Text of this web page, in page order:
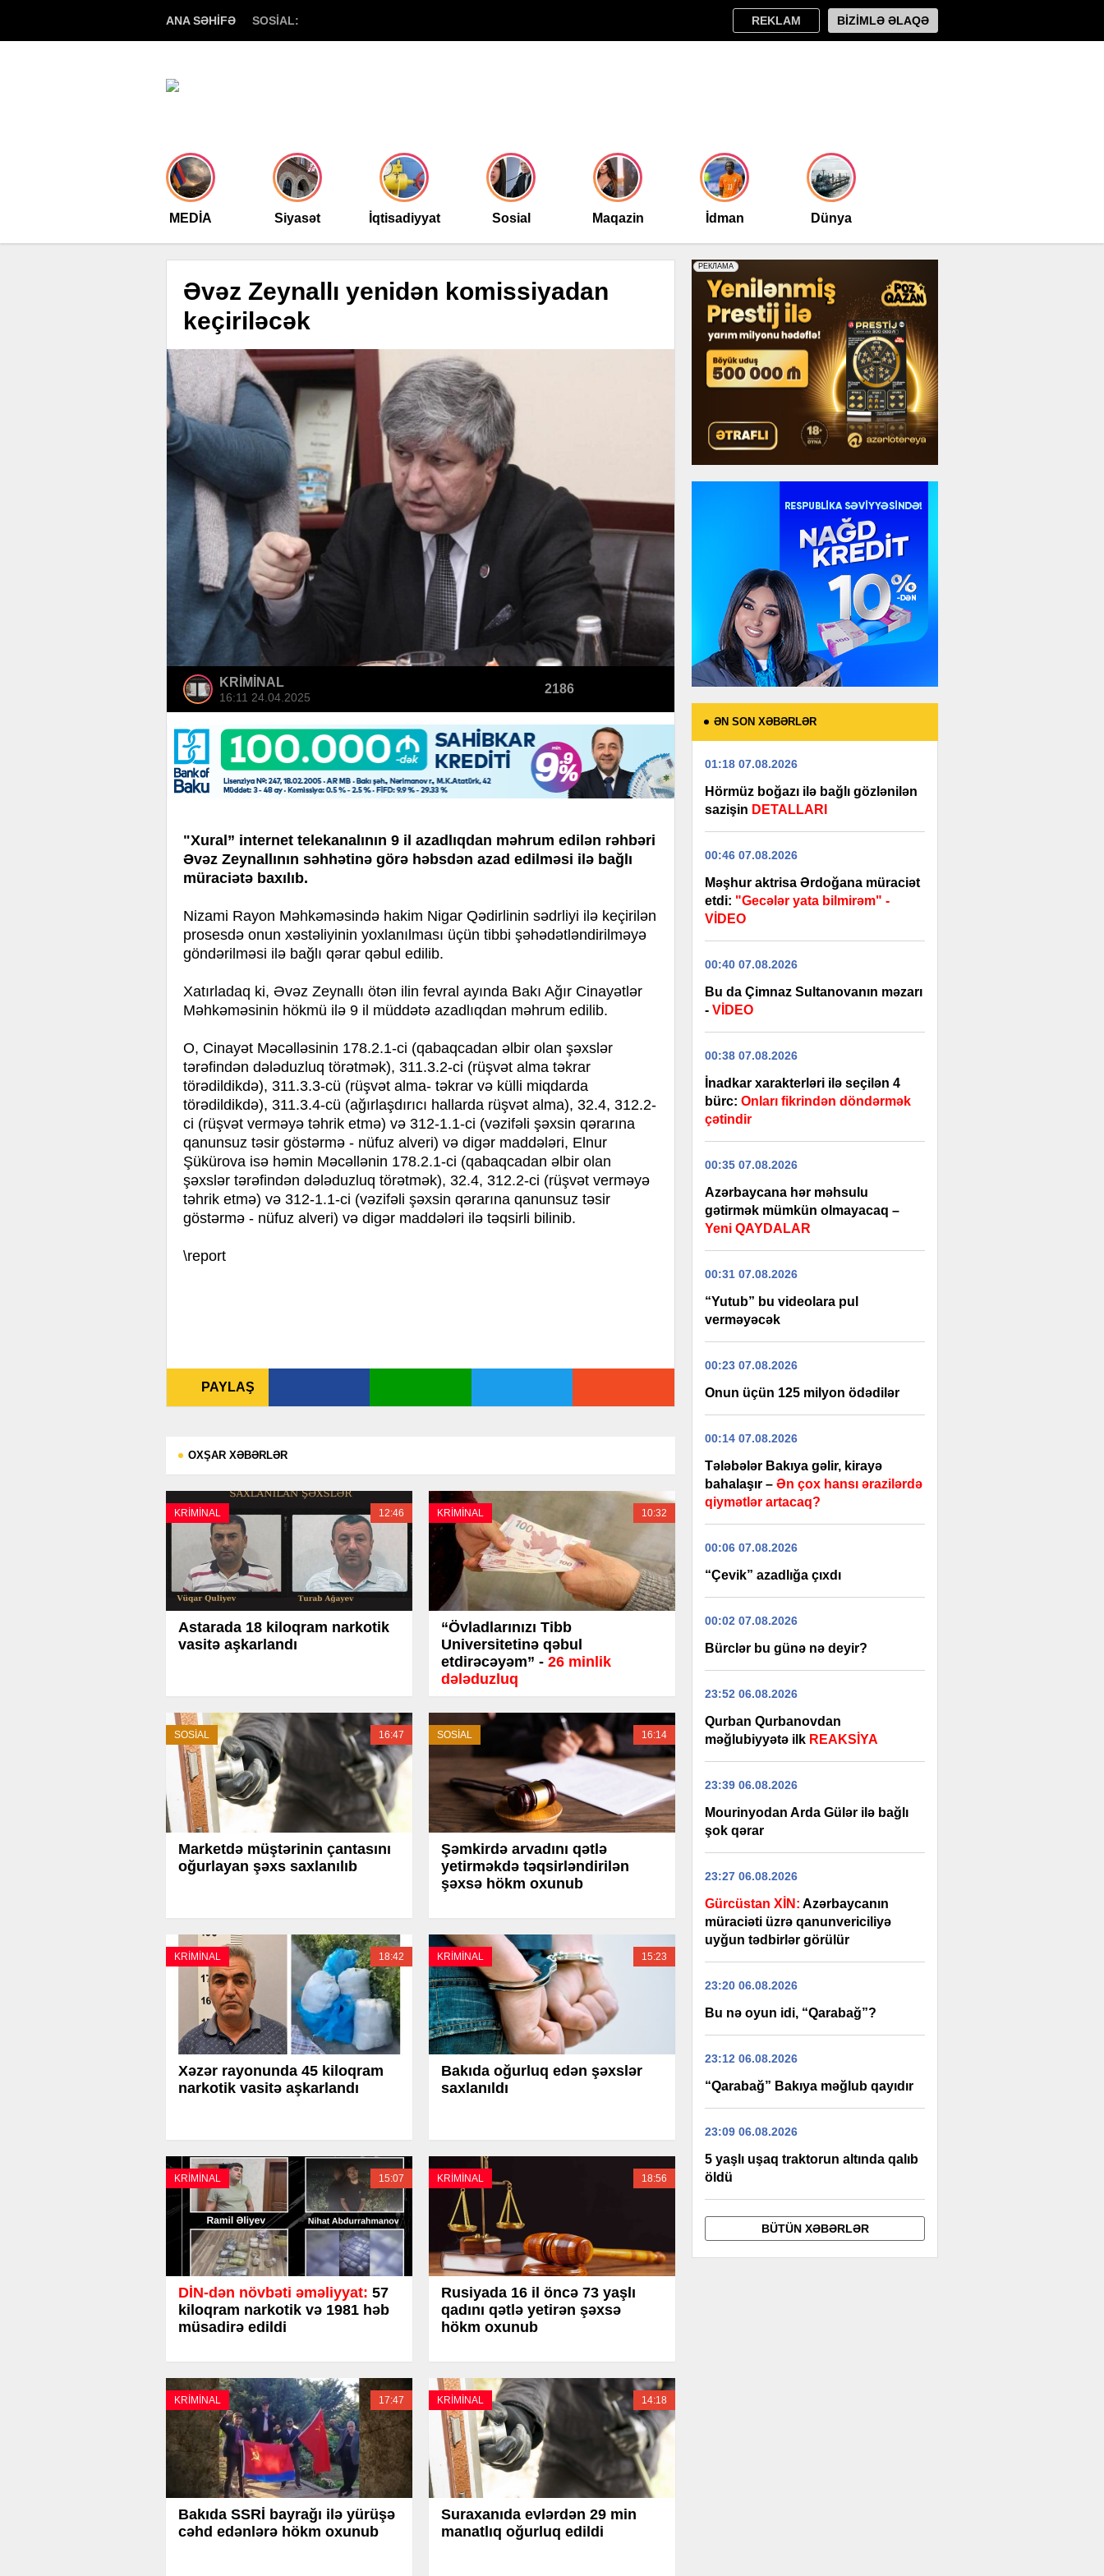
ANA SƏHİFƏ SOSİAL: REKLAM BİZİMLƏ ƏLAQƏ
MEDİA Siyasət İqtisadiyyat Sosial Maqazin İdman Dünya
Əvəz Zeynallı yenidən komissiyadan
keçiriləcək
KRİMİNAL
16:11 24.04.2025
2186
"Xural” internet telekanalının 9 il azadlıqdan məhrum edilən rəhbəri
Əvəz Zeynallının səhhətinə görə həbsdən azad edilməsi ilə bağlı
müraciətə baxılıb.
Nizami Rayon Məhkəməsində hakim Nigar Qədirlinin sədrliyi ilə keçirilən
prosesdə onun xəstəliyinin yoxlanılması üçün tibbi şəhədətləndirilməyə
göndərilməsi ilə bağlı qərar qəbul edilib.
Xatırladaq ki, Əvəz Zeynallı ötən ilin fevral ayında Bakı Ağır Cinayətlər
Məhkəməsinin hökmü ilə 9 il müddətə azadlıqdan məhrum edilib.
O, Cinayət Məcəlləsinin 178.2.1-ci (qabaqcadan əlbir olan şəxslər
tərəfindən dələduzluq törətmək), 311.3.2-ci (rüşvət alma təkrar
törədildikdə), 311.3.3-cü (rüşvət alma- təkrar və külli miqdarda
törədildikdə), 311.3.4-cü (ağırlaşdırıcı hallarda rüşvət alma), 32.4, 312.2-
ci (rüşvət verməyə təhrik etmə) və 312-1.1-ci (vəzifəli şəxsin qərarına
qanunsuz təsir göstərmə - nüfuz alveri) və digər maddələri, Elnur
Şükürova isə həmin Məcəllənin 178.2.1-ci (qabaqcadan əlbir olan
şəxslər tərəfindən dələduzluq törətmək), 32.4, 312.2-ci (rüşvət verməyə
təhrik etmə) və 312-1.1-ci (vəzifəli şəxsin qərarına qanunsuz təsir
göstərmə - nüfuz alveri) və digər maddələri ilə təqsirli bilinib.
\report
PAYLAŞ
OXŞAR XƏBƏRLƏR
KRİMİNAL 12:46
Astarada 18 kiloqram narkotik
vasitə aşkarlandı
KRİMİNAL 10:32
“Övladlarınızı Tibb
Universitetinə qəbul
etdirəcəyəm” - 26 minlik
dələduzluq
SOSİAL 16:47
Marketdə müştərinin çantasını
oğurlayan şəxs saxlanılıb
SOSİAL 16:14
Şəmkirdə arvadını qətlə
yetirməkdə təqsirləndirilən
şəxsə hökm oxunub
KRİMİNAL 18:42
Xəzər rayonunda 45 kiloqram
narkotik vasitə aşkarlandı
KRİMİNAL 15:23
Bakıda oğurluq edən şəxslər
saxlanıldı
KRİMİNAL 15:07
DİN-dən növbəti əməliyyat: 57
kiloqram narkotik və 1981 həb
müsadirə edildi
KRİMİNAL 18:56
Rusiyada 16 il öncə 73 yaşlı
qadını qətlə yetirən şəxsə
hökm oxunub
KRİMİNAL 17:47
Bakıda SSRİ bayrağı ilə yürüşə
cəhd edənlərə hökm oxunub
KRİMİNAL 14:18
Suraxanıda evlərdən 29 min
manatlıq oğurluq edildi
ƏN SON XƏBƏRLƏR
01:18 07.08.2026
Hörmüz boğazı ilə bağlı gözlənilən
sazişin DETALLARI
00:46 07.08.2026
Məşhur aktrisa Ərdoğana müraciət
etdi: "Gecələr yata bilmirəm" -
VİDEO
00:40 07.08.2026
Bu da Çimnaz Sultanovanın məzarı
- VİDEO
00:38 07.08.2026
İnadkar xarakterləri ilə seçilən 4
bürc: Onları fikrindən döndərmək
çətindir
00:35 07.08.2026
Azərbaycana hər məhsulu
gətirmək mümkün olmayacaq –
Yeni QAYDALAR
00:31 07.08.2026
“Yutub” bu videolara pul
verməyəcək
00:23 07.08.2026
Onun üçün 125 milyon ödədilər
00:14 07.08.2026
Tələbələr Bakıya gəlir, kirayə
bahalaşır – Ən çox hansı ərazilərdə
qiymətlər artacaq?
00:06 07.08.2026
“Çevik” azadlığa çıxdı
00:02 07.08.2026
Bürclər bu günə nə deyir?
23:52 06.08.2026
Qurban Qurbanovdan
məğlubiyyətə ilk REAKSİYA
23:39 06.08.2026
Mourinyodan Arda Gülər ilə bağlı
şok qərar
23:27 06.08.2026
Gürcüstan XİN: Azərbaycanın
müraciəti üzrə qanunvericiliyə
uyğun tədbirlər görülür
23:20 06.08.2026
Bu nə oyun idi, “Qarabağ”?
23:12 06.08.2026
“Qarabağ” Bakıya məğlub qayıdır
23:09 06.08.2026
5 yaşlı uşaq traktorun altında qalıb
öldü
BÜTÜN XƏBƏRLƏR